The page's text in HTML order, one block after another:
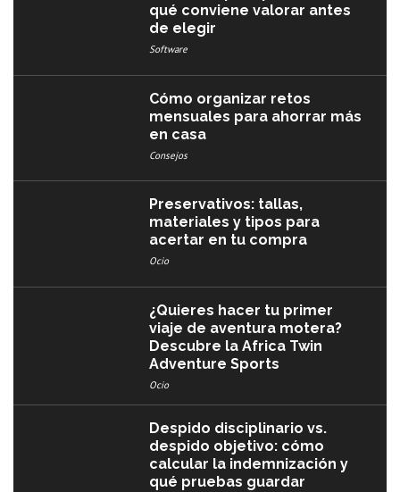
qué conviene valorar antes
de elegir
Software
Cómo organizar retos
mensuales para ahorrar más
en casa
Consejos
Preservativos: tallas,
materiales y tipos para
acertar en tu compra
Ocio
¿Quieres hacer tu primer
viaje de aventura motera?
Descubre la Africa Twin
Adventure Sports
Ocio
Despido disciplinario vs.
despido objetivo: cómo
calcular la indemnización y
qué pruebas guardar